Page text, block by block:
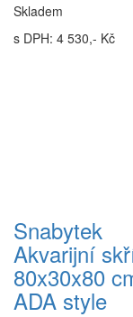
Skladem
s DPH: 4 530,- Kč
Snabytek
Akvarijní
80x30x80
ADA style